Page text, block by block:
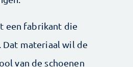
een fabrikant die
materiaal wil de
van de schoenen